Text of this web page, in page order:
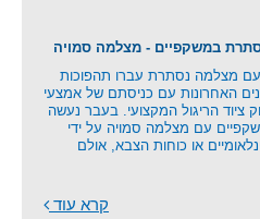
במשקפיים - מצלמה סמויה
מצלמה נסתרת עברו תהפוכות
האחרונות עם כניסתם של אמצעי
ציוד הריגול המקצועי. בעבר נעשה
עם מצלמה סמויה על ידי
או כוחות הצבא, אולם
קרא עוד